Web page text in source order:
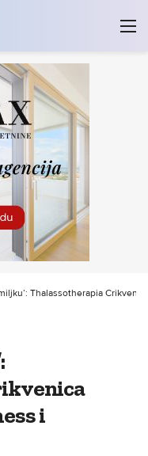
Thalassotherapia
i